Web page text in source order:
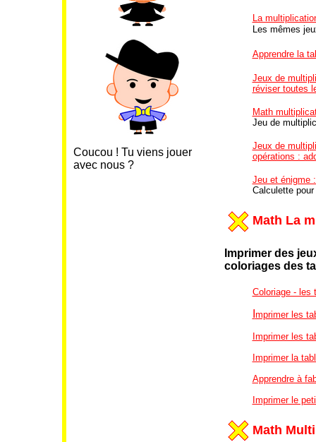
Coucou ! Tu viens jouer
avec nous ?
La
Les mêmes
Apprendre la
Jeux de
réviser toutes
Math
Jeu de
Jeux de
opérations :
Jeu et énigme
Calculette
Math La
Imprimer des
coloriages des
Coloriage - les
mprimer les
Imprimer les
Imprimer la
Apprendre à
Imprimer le
Math